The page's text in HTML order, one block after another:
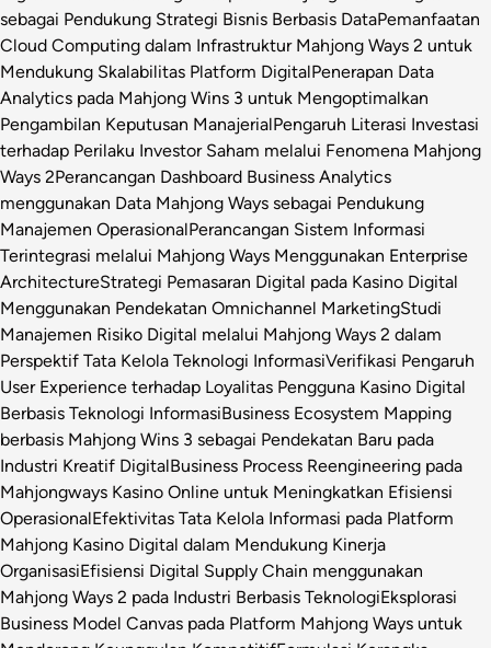
sebagai Pendukung Strategi Bisnis Berbasis DataPemanfaatan
Cloud Computing dalam Infrastruktur Mahjong Ways 2 untuk
Mendukung Skalabilitas Platform DigitalPenerapan Data
Analytics pada Mahjong Wins 3 untuk Mengoptimalkan
Pengambilan Keputusan ManajerialPengaruh Literasi Investasi
terhadap Perilaku Investor Saham melalui Fenomena Mahjong
Ways 2Perancangan Dashboard Business Analytics
menggunakan Data Mahjong Ways sebagai Pendukung
Manajemen OperasionalPerancangan Sistem Informasi
Terintegrasi melalui Mahjong Ways Menggunakan Enterprise
ArchitectureStrategi Pemasaran Digital pada Kasino Digital
Menggunakan Pendekatan Omnichannel MarketingStudi
Manajemen Risiko Digital melalui Mahjong Ways 2 dalam
Perspektif Tata Kelola Teknologi InformasiVerifikasi Pengaruh
User Experience terhadap Loyalitas Pengguna Kasino Digital
Berbasis Teknologi InformasiBusiness Ecosystem Mapping
berbasis Mahjong Wins 3 sebagai Pendekatan Baru pada
Industri Kreatif DigitalBusiness Process Reengineering pada
Mahjongways Kasino Online untuk Meningkatkan Efisiensi
OperasionalEfektivitas Tata Kelola Informasi pada Platform
Mahjong Kasino Digital dalam Mendukung Kinerja
OrganisasiEfisiensi Digital Supply Chain menggunakan
Mahjong Ways 2 pada Industri Berbasis TeknologiEksplorasi
Business Model Canvas pada Platform Mahjong Ways untuk